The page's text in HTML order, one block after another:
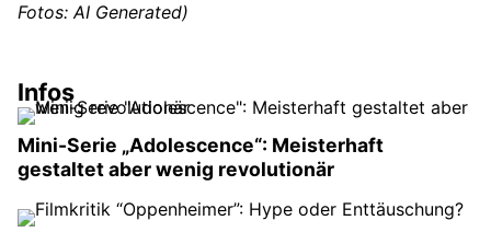
Fotos: AI Generated)
Infos
Mini-Serie „Adolescence“: Meisterhaft
gestaltet aber wenig revolutionär